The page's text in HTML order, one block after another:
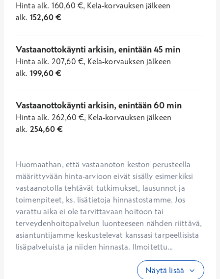
Hinta alk. 160,60 €, Kela-korvauksen jälkeen
alk. 152,60€
Vastaanottokäynti arkisin, enintään 45 min
Hinta alk. 207,60 €, Kela-korvauksen jälkeen
alk. 199,60€
Vastaanottokäynti arkisin, enintään 60 min
Hinta alk. 262,60 €, Kela-korvauksen jälkeen
alk. 254,60€
Huomaathan, että vastaanoton keston perusteella
määrittyvään hinta-arvioon eivät sisälly esimerkiksi
vastaanotolla tehtävät tutkimukset, lausunnot ja
toimenpiteet, ks. lisätietoja hinnastostamme. Jos
varattu aika ei ole tarvittavaan hoitoon tai
terveydenhoitopalvelun luonteeseen nähden riittävä,
asiantuntijamme keskustelevat kanssasi tarpeellisista
lisäpalveluista ja niiden hinnasta. Ilmoitettu...
Näytä lisää